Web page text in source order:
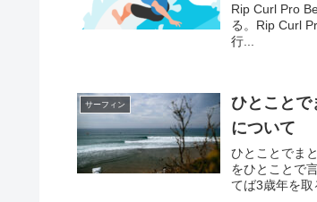
Rip Curl Pro
る。Rip Curl
行...
サーフィン
ひとこと
について
ひとことでま
をひとことで
てば3歳年を取